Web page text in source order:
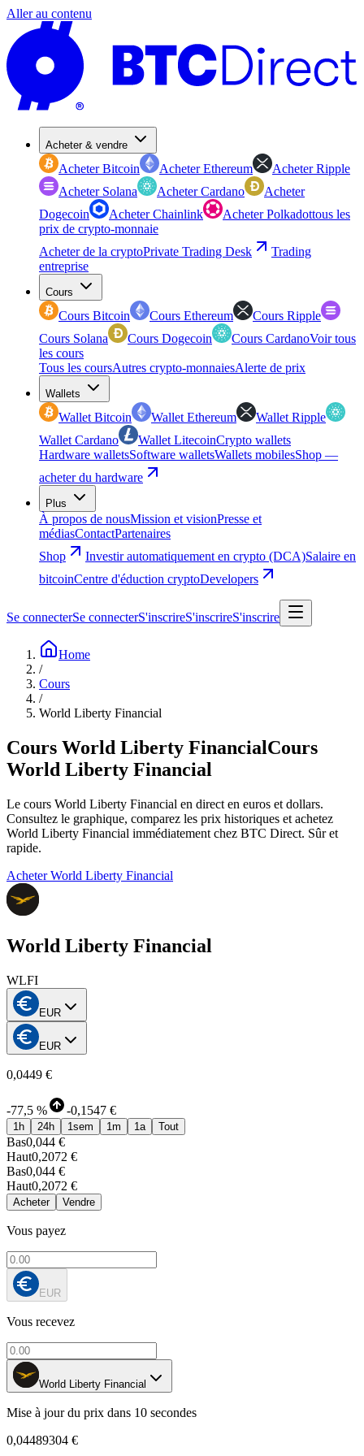
Aller au contenu
Acheter & vendre
Acheter Bitcoin Acheter Ethereum
Acheter Ripple
Acheter Solana
Acheter Cardano
Acheter
Dogecoin
Acheter Chainlink Acheter Polkadottous les
prix de crypto-monnaie
Acheter de la cryptoPrivate Trading Desk
Trading
entreprise
Cours
Cours Bitcoin Cours Ethereum
Cours Ripple
Cours Solana
Cours Dogecoin Cours CardanoVoir tous
les cours
Tous les coursAutres crypto-monnaiesAlerte de prix
Wallets
Wallet Bitcoin Wallet Ethereum
Wallet Ripple
Wallet Cardano
Wallet LitecoinCrypto wallets
Hardware walletsSoftware walletsWallets mobilesShop —
acheter du hardware
Plus
À propos de nousMission et visionPresse et
médiasContactPartenaires
Shop
Investir automatiquement en crypto (DCA)Salaire en
bitcoinCentre d'éduction cryptoDevelopers
Se connecterSe connecterS'inscrireS'inscrireS'inscrire
Home
/
Cours
/
World Liberty Financial
Cours World Liberty FinancialCours
World Liberty Financial
Le cours World Liberty Financial en direct en euros et dollars.
Consultez le graphique, comparez les prix historiques et achetez
World Liberty Financial immédiatement chez BTC Direct. Sûr et
rapide.
Acheter World Liberty Financial
World Liberty Financial
WLFI
EUR
EUR
0,0449 €
-77,5 % -0,1547 €
1h 24h 1sem 1m 1a Tout
Bas0,044 €
Haut0,2072 €
Bas0,044 €
Haut0,2072 €
Acheter Vendre
Vous payez
EUR
Vous recevez
World Liberty Financial
Mise à jour du prix dans 10 secondes
0,04489304 €